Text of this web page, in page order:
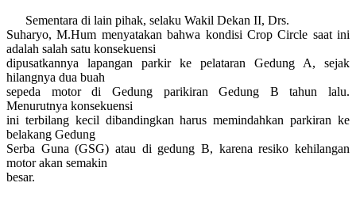
Sementara di lain pihak, selaku Wakil Dekan II, Drs.
Suharyo, M.Hum menyatakan bahwa kondisi Crop Circle saat ini
adalah salah satu konsekuensi
dipusatkannya lapangan parkir ke pelataran Gedung A, sejak
hilangnya dua buah
sepeda motor di Gedung parikiran Gedung B tahun lalu.
Menurutnya konsekuensi
ini terbilang kecil dibandingkan harus memindahkan parkiran ke
belakang Gedung
Serba Guna (GSG) atau di gedung B, karena resiko kehilangan
motor akan semakin
besar.